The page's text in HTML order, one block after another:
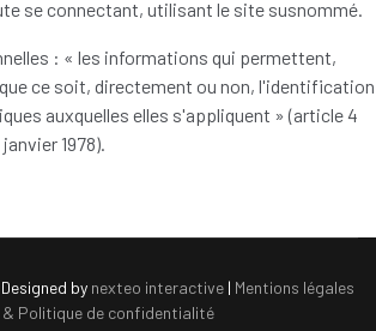
se connectant, utilisant le site susnommé.
: « les informations qui permettent,
ce soit, directement ou non, l'identification
auxquelles elles s'appliquent » (article 4
1978).
by nexteo interactive| Mentions légales
& Politique de confidentialité